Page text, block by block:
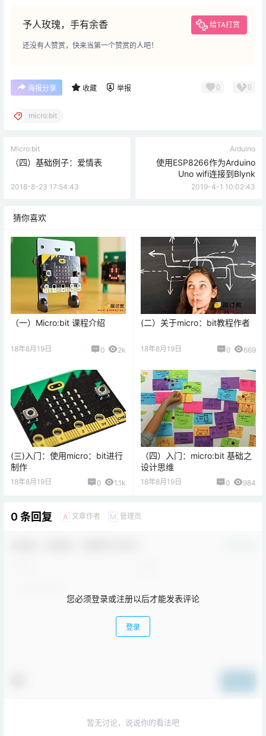
予人玫瑰，手有余香 给TA打赏
还没有人赞赏，快来当第一个赞赏的人吧！
海报分享 收藏 举报 0 0
micro:bit
Micro:bit
（四）基础例子：爱情表
2018-8-23 17:54:43
Arduino
使用ESP8266作为Arduino
Uno wifi连接到Blynk
2019-4-1 10:02:43
猜你喜欢
（一）Micro:bit 课程介绍
18年8月19日 0 2k
(二）关于micro：bit教程作者
18年8月19日 0 669
(三)入门：使用micro：bit进行
制作
18年8月19日 0 1.1k
（四）入门：micro:bit 基础之
设计思维
18年8月19日 0 984
0 条回复 A 文章作者 M 管理员
您必须登录或注册以后才能发表评论
登录
暂无讨论，说说你的看法吧